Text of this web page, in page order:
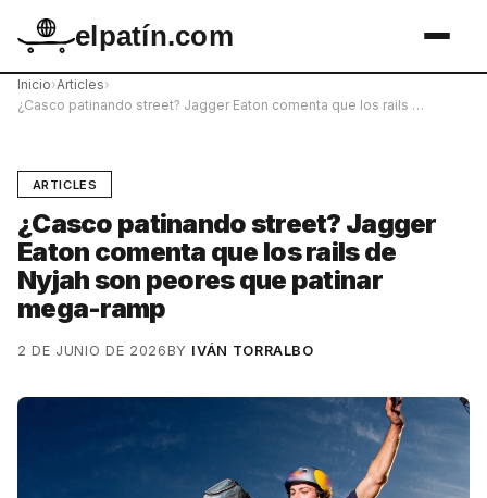
elpatín.com
Inicio›Articles›
¿Casco patinando street? Jagger Eaton comenta que los rails …
ARTICLES
¿Casco patinando street? Jagger
Eaton comenta que los rails de
Nyjah son peores que patinar
mega-ramp
2 DE JUNIO DE 2026BY IVÁN TORRALBO